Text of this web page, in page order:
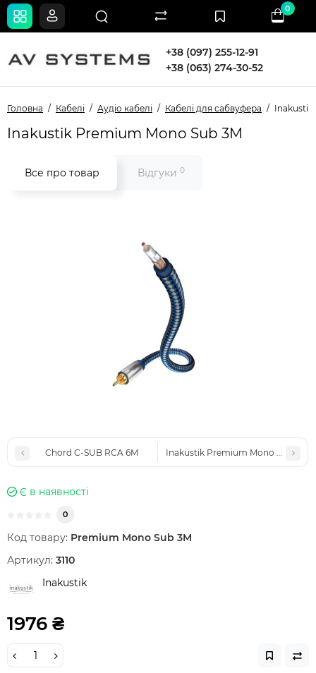
+38 (097) 255-12-91
+38 (063) 274-30-52
0
Головна Кабелі Аудіо кабелі Кабелі для сабвуфера Inakustik
Inakustik Premium Mono Sub 3M
Все про товар Відгуки 0
Chord C-SUB RCA 6M Inakustik Premium Mono Sub 5M
Є в наявності
0
Код товару: Premium Mono Sub 3M
Артикул: 3110
Inakustik
1976 ₴